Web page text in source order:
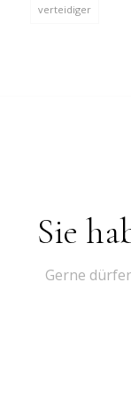
verteidiger
Sie
Gerne